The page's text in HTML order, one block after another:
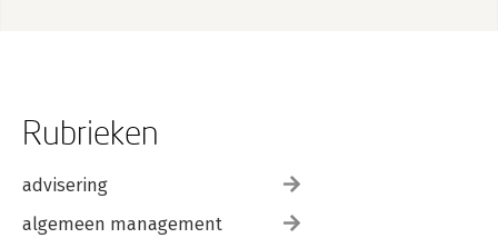
Rubrieken
advisering
algemeen management